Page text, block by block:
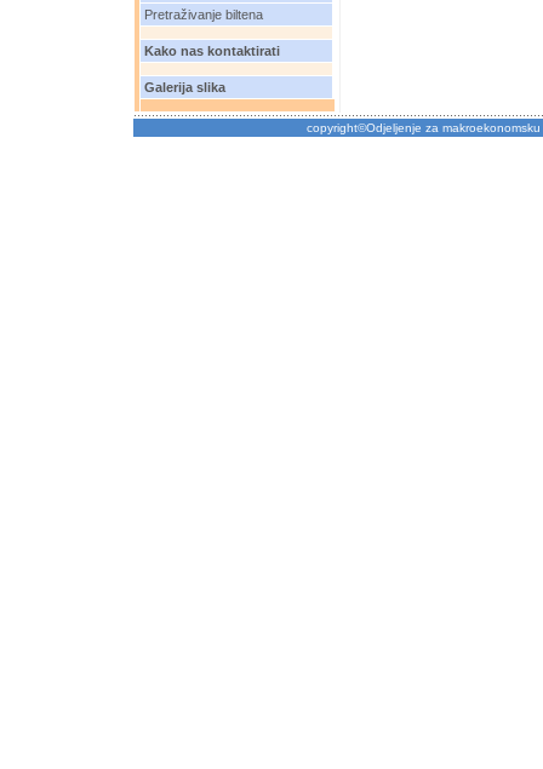
Pretraživanje biltena
Kako nas kontaktirati
Galerija slika
copyright©Odjeljenje za